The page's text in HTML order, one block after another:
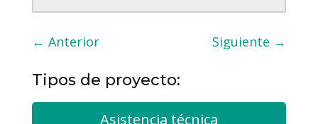
← Anterior Siguiente →
Tipos de proyecto:
Asistencia técnica